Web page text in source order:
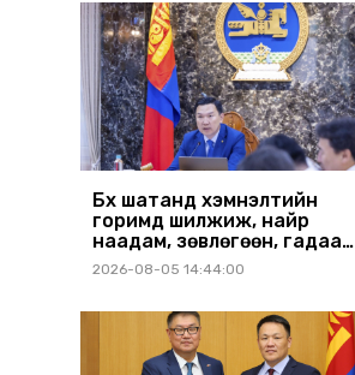
Бүх шатанд хэмнэлтийн
горимд шилжиж, найр
наадам, зөвлөгөөн, гадаад
томилолтыг хориглолоо
2026-08-05 14:44:00